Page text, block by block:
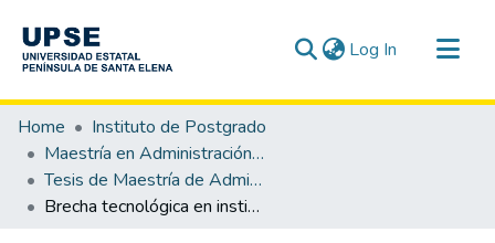
Log In (current)
Communities & Collections
All of DSpace
Statistics
Home
Instituto de Postgrado
Maestría en Administración Pública
Tesis de Maestría de Administración Pública
Brecha tecnológica en instituciones educativas: Un análisis de la gestión pública del Distrito 12D01 Babahoyo – Baba – Montalvo – Educación